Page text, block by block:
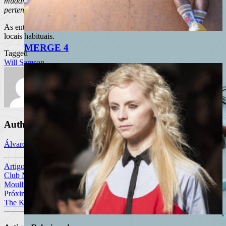
MERGE 4
pertença»
As entradas para o concerto podem ser adquiridas na BOL, e outros
locais habituais.
Tagged
Will Samson
Author
Álvaro Graça
Artigo anterior
Club Makumba recarregam as One Shot Sessions com o auxílio de
Moullinex.
Próximo Artigo
The Kooks atuam em Portugal